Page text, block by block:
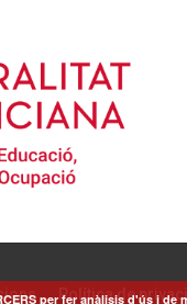
Política de
per fer anàlisis d'ús i